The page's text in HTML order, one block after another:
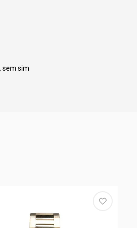
sem sim